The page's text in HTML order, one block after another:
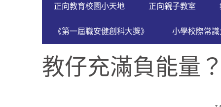
正向教育校園小天地 正向親子教室
《第一屆職安健創科大獎》 小學校際常
教仔充滿負能量